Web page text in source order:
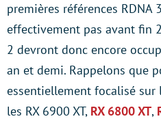
premières références RDNA
effectivement pas avant fin
2 devront donc encore
an et demi. Rappelons que
essentiellement focalisé sur
les RX 6900 XT, RX 6800 XT,